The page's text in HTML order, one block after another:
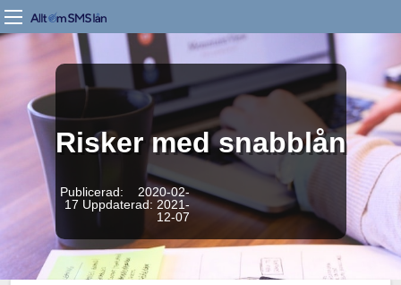
Risker med snabblån
Publicerad: 2020-02-
17 Uppdaterad: 2021-
12-07